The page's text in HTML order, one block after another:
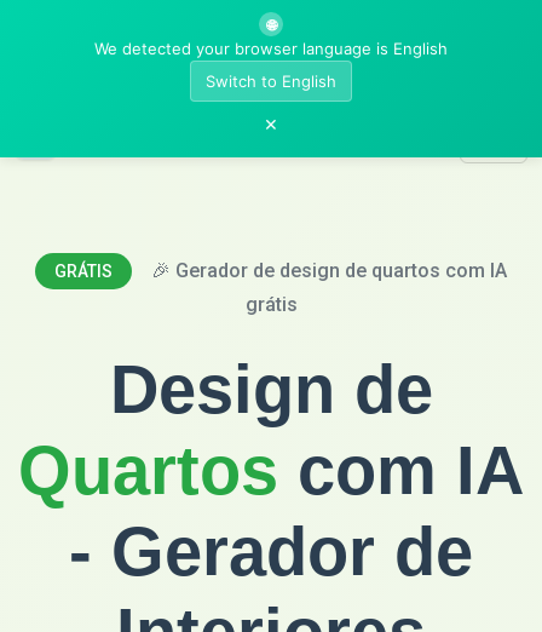
🌐
We detected your browser language is English
Switch to English
×
AI Room Designer
GRÁTIS
🎉 Gerador de design de quartos com IA
grátis
Design de
Quartos com IA
- Gerador de